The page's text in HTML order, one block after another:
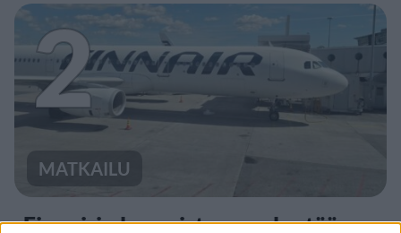
2
MATKAILU
Finnairin lennoista osan lentää